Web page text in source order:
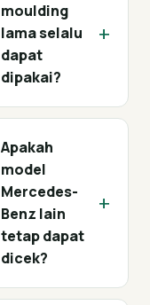
moulding
lama selalu
dapat
dipakai?
+
Apakah
model
Mercedes-
Benz lain
tetap dapat
dicek?
+